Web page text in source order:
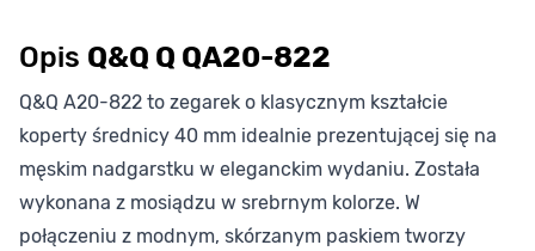
Opis Q&Q Q QA20-822
Q&Q A20-822 to zegarek o klasycznym kształcie
koperty średnicy 40 mm idealnie prezentującej się na
męskim nadgarstku w eleganckim wydaniu. Została
wykonana z mosiądzu w srebrnym kolorze. W
połączeniu z modnym, skórzanym paskiem tworzy